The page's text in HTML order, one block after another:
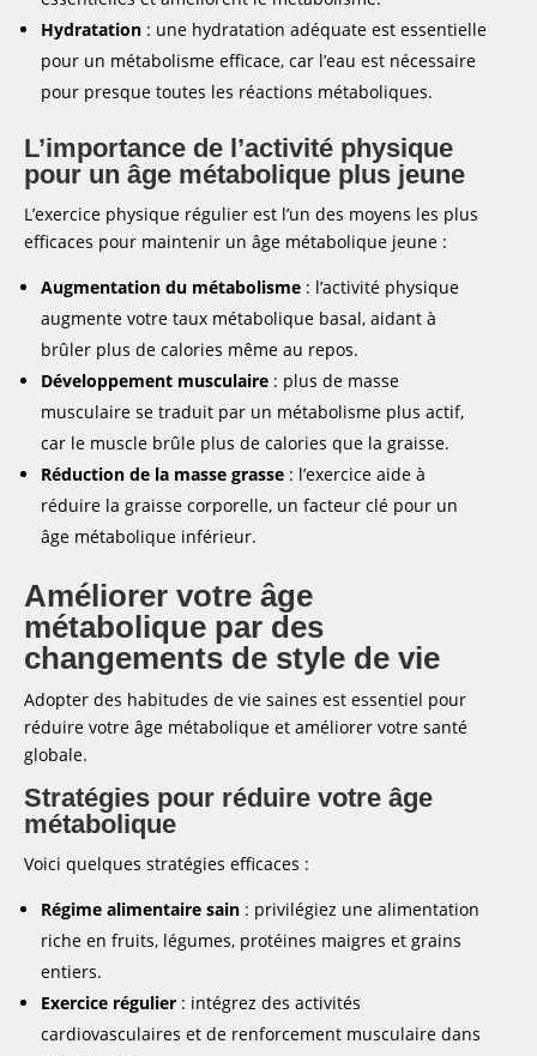
Hydratation : une hydratation adéquate est essentielle
pour un métabolisme efficace, car l’eau est nécessaire
pour presque toutes les réactions métaboliques.
L’importance de l’activité physique
pour un âge métabolique plus jeune
L’exercice physique régulier est l’un des moyens les plus
efficaces pour maintenir un âge métabolique jeune :
Augmentation du métabolisme : l’activité physique
augmente votre taux métabolique basal, aidant à
brûler plus de calories même au repos.
Développement musculaire : plus de masse
musculaire se traduit par un métabolisme plus actif,
car le muscle brûle plus de calories que la graisse.
Réduction de la masse grasse : l’exercice aide à
réduire la graisse corporelle, un facteur clé pour un
âge métabolique inférieur.
Améliorer votre âge
métabolique par des
changements de style de vie
Adopter des habitudes de vie saines est essentiel pour
réduire votre âge métabolique et améliorer votre santé
globale.
Stratégies pour réduire votre âge
métabolique
Voici quelques stratégies efficaces :
Régime alimentaire sain : privilégiez une alimentation
riche en fruits, légumes, protéines maigres et grains
entiers.
Exercice régulier : intégrez des activités
cardiovasculaires et de renforcement musculaire dans